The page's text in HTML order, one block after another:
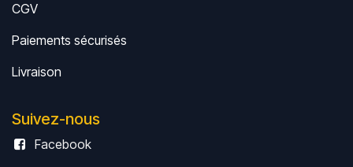
CGV
Paiements sécurisés
Livraison
Suivez-nous
Facebook